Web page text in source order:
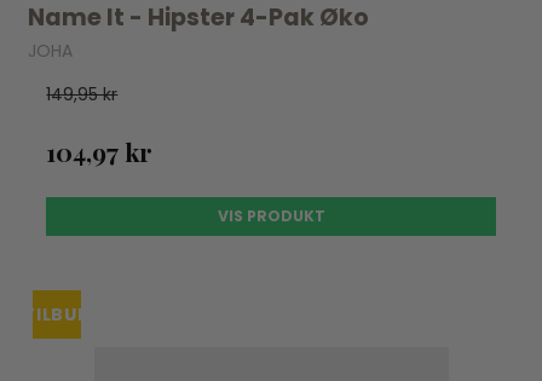
Name It - Hipster 4-Pak Øko
JOHA
149,95 kr
104,97 kr
VIS PRODUKT
TILBUDUDSOLGT